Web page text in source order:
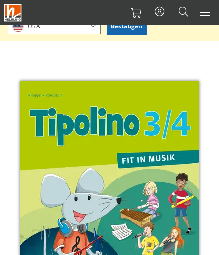
Direkt
zum
Inhalt
Bitte Standort bestätigen oder einen anderen auswählen.
USA Bestätigen